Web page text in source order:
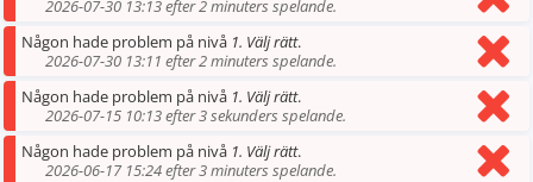
2026-07-30 13:13 efter 2 minuters spelande.
Någon hade problem på nivå 1. Välj rätt.
2026-07-30 13:11 efter 2 minuters spelande.
Någon hade problem på nivå 1. Välj rätt.
2026-07-15 10:13 efter 3 sekunders spelande.
Någon hade problem på nivå 1. Välj rätt.
2026-06-17 15:24 efter 3 minuters spelande.